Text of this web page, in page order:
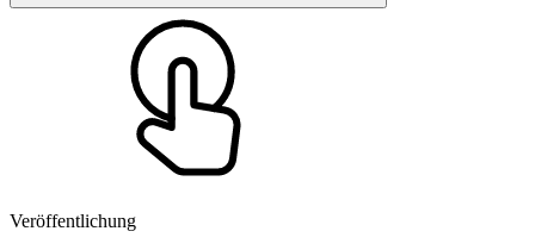
Veröffentlichung